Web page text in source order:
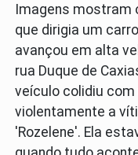
Imagens mostram
que dirigia um
avançou em alta
rua Duque de
veículo colidiu
violentamente a
'Rozelene'. Ela